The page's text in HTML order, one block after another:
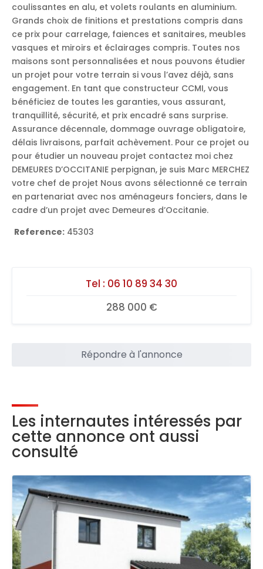
coulissantes en alu, et volets roulants en aluminium.
Grands choix de finitions et prestations compris dans
ce prix pour carrelage, faiences et sanitaires, meubles
vasques et miroirs et éclairages compris. Toutes nos
maisons sont personnalisées et nous pouvons étudier
un projet pour votre terrain si vous l’avez déjà, sans
engagement. En tant que constructeur CCMI, vous
bénéficiez de toutes les garanties, vous assurant,
tranquillité, sécurité, et prix encadré sans surprise.
Assurance décennale, dommage ouvrage obligatoire,
délais livraisons, parfait achèvement. Pour ce projet ou
pour étudier un nouveau projet contactez moi chez
DEMEURES D’OCCITANIE perpignan, je suis Marc MERCHEZ
votre chef de projet Nous avons sélectionné ce terrain
en partenariat avec nos aménageurs fonciers, dans le
cadre d’un projet avec Demeures d’Occitanie.
Reference: 45303
Tel : 06 10 89 34 30
288 000 €
Répondre à l'annonce
Les internautes intéressés par
cette annonce ont aussi
consulté